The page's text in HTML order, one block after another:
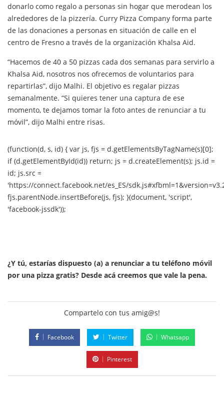
donarlo como regalo a personas sin hogar que merodean los
alrededores de la pizzería. Curry Pizza Company forma parte
de las donaciones a personas en situación de calle en el
centro de Fresno a través de la organización Khalsa Aid.
“Hacemos de 40 a 50 pizzas cada dos semanas para servirlo a
Khalsa Aid, nosotros nos ofrecemos de voluntarios para
repartirlas”, dijo Malhi. El objetivo es regalar pizzas
semanalmente. “Si quieres tener una captura de ese
momento, te dejamos tomar la foto antes de renunciar a tu
móvil”, dijo Malhi entre risas.
¿Y tú, estarías dispuesto (a) a renunciar a tu teléfono móvil
por una pizza gratis? Desde acá creemos que vale la pena.
Compartelo con tus amig@s!
Facebook Twitter Whatsapp
Pinterest